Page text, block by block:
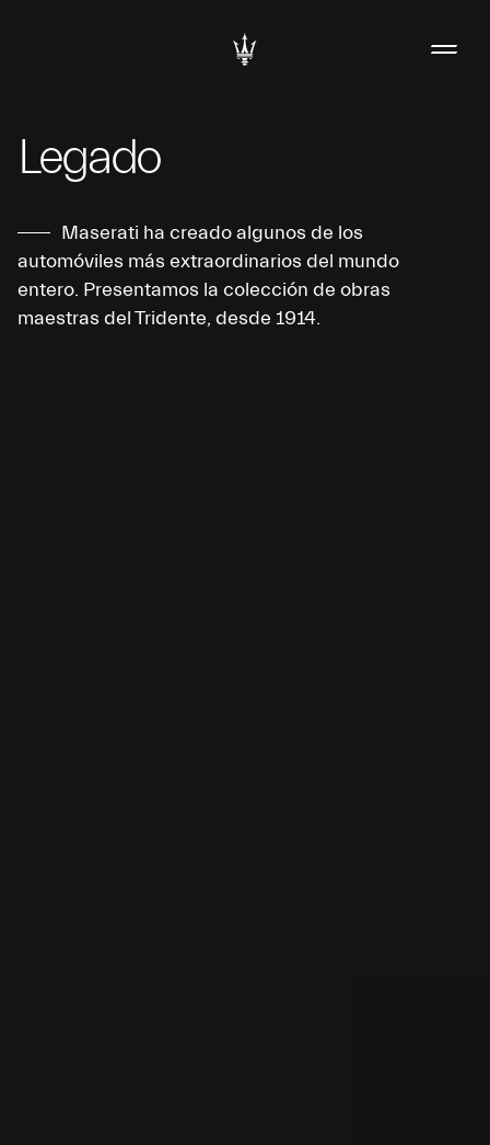
Legado
Maserati ha creado algunos de los
automóviles más extraordinarios del mundo
entero. Presentamos la colección de obras
maestras del Tridente, desde 1914.